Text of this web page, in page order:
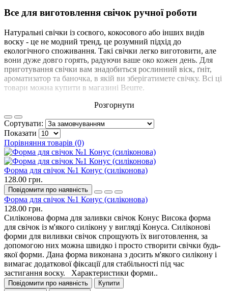
Все для виготовлення свічок ручної роботи
Натуральні свічки із соєвого, кокосового або інших видів
воску - це не модний тренд, це розумний підхід до
екологічного споживання. Такі свічки легко виготовити, але
вони дуже довго горять, радуючи ваше око кожен день. Для
приготування свічки вам знадобиться рослинний віск, ґніт,
ароматизатор та баночка, в якій ви зберігатимете свічку. Всі ці
товари можна купити в магазині Beurre.
Розгорнути
Сортувати:
Показати
Порівняння товарів (0)
Форма для свічок №1 Конус (силіконова)
128.00 грн.
Повідомити про наявність
Форма для свічок №1 Конус (силіконова)
128.00 грн.
Силіконова форма для заливки свічок Конус Висока форма
для свічок із м'якого силікону у вигляді Конуса. Силіконові
форми для виливки свічок спрощують їх виготовлення, за
допомогою них можна швидко і просто створити свічки будь-
якої форми. Дана форма виконана з досить м'якого силікону і
вимагає додаткової фіксації для стабільності під час
застигання воску. Характеристики форми..
Повідомити про наявність
Купити